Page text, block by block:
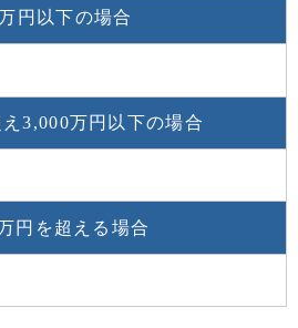
円以下の場合
3,000万円以下の場合
円を超える場合